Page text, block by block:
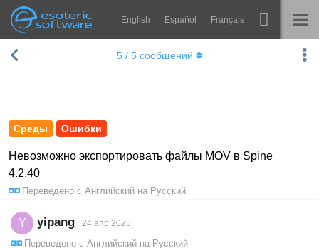
Esoteric Software
Navigation English Español Français
ГЛАВНАЯ
КОНТАКТЫ
Spine
Среды Ошибки
Невозможно экспортировать файлы MOV в Spine
4.2.40
Переведено с Английский на Русский
5 / 5 сообщений
Y yipang 24 апр 2025
Переведено с Английский на Русский